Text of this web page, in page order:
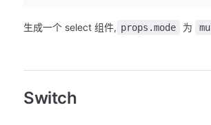
生成一个 select 组件, props.mode 为
Switch